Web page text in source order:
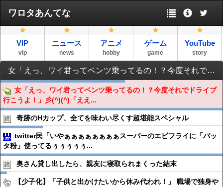
ワロタあんてな
VIP
vip
ニュース
news
アニメ
hobby
ゲーム
game
YouTube
story
女「えっ、ワイ君ってベンツ乗ってるの！？今度それでドライブ行こうよ！」彡(^)(^)「ええで！」
女「えっ、ワイ君ってベンツ乗ってるの！？今度それでドライブ
行こうよ！」彡(^)(^)「ええ...
奇跡のHカップ、全てを味わい尽くす超堪能スペシャル
twitter民「いやぁぁぁぁぁぁぁぁスーパーのエビフライに「バッ
タ粉」使ってるぅぅぅぅぅ...
奥さん貸し出したら、親友に寝取られまくった結末
【少子化】「子供と出かけたいから休み代われ！」 職場で独身や